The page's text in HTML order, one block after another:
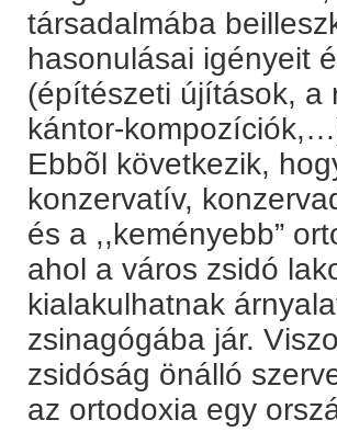
társadalmába
hasonulásai igényeit
(építészeti újítások, a
kántor-
Ebbõl következik,
konzervatív,
és a ,,keményebb”
ahol a város zsidó
kialakulhatnak
zsinagógába jár.
zsidóság önálló
az ortodoxia egy